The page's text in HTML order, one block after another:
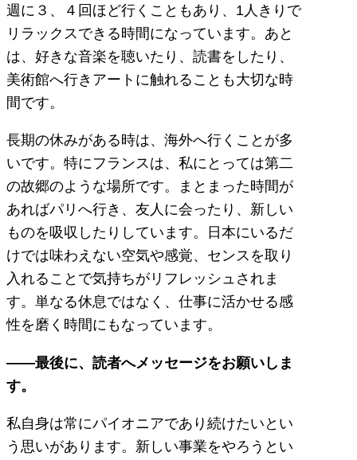
週に３、４回ほど行くこともあり、1人きりで
リラックスできる時間になっています。あと
は、好きな音楽を聴いたり、読書をしたり、
美術館へ行きアートに触れることも大切な時
間です。
長期の休みがある時は、海外へ行くことが多
いです。特にフランスは、私にとっては第二
の故郷のような場所です。まとまった時間が
あればパリへ行き、友人に会ったり、新しい
ものを吸収したりしています。日本にいるだ
けでは味わえない空気や感覚、センスを取り
入れることで気持ちがリフレッシュされま
す。単なる休息ではなく、仕事に活かせる感
性を磨く時間にもなっています。
――最後に、読者へメッセージをお願いしま
す。
私自身は常にパイオニアであり続けたいとい
う思いがあります。新しい事業をやろうとい